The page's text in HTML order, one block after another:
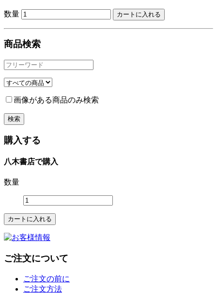
数量
商品検索
画像がある商品のみ検索
購入する
八木書店で購入
数量
ご注文について
ご注文の前に
ご注文方法